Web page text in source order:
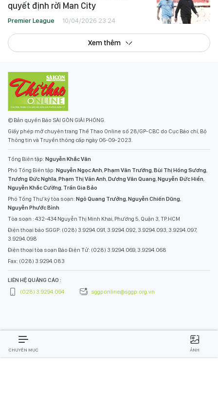
quyết định rời Man City
Premier League 10/04/2026 23:24
Xem thêm
© Bản quyền Báo SÀI GÒN GIẢI PHÓNG.
Giấy phép mở chuyên trang Thể Thao Online số 28/GP-CBC do Cục Báo chí, Bộ
Thông tin và Truyền thông cấp ngày 06-09-2023.
Tổng Biên tập: Nguyễn Khắc Văn
Phó Tổng Biên tập: Nguyễn Ngọc Anh,Phạm Văn Trường,Bùi Thị Hồng Sương,
Trương Đức Nghĩa,Phạm Thị Vân Anh,Dương Văn Quang,Nguyễn Đức Hiển,
Nguyễn Khắc Cường, Trần Gia Bảo
Phó Tổng Thư ký tòa soạn: Ngô Quang Trưởng,Nguyễn Chiến Dũng,
Nguyễn Phước Bình
Tòa soạn : 432-434 Nguyễn Thị Minh Khai, Phường 5, Quận 3, TP.HCM
Điện thoại báo SGGP: (028) 3.9294.091, 3.9294.092, 3.9294.093, 3.9294.097,
3.9294.098
Điện thoại tòa soạn Báo Điện Tử: (028) 3.9294.069, 3.9294.068
Fax: (028) 3.9294.083
LIÊN HỆ QUẢNG CÁO :
(028) 3.9294.094
sggponline@sggp.org.vn
CHUYÊN MỤC ẢNH